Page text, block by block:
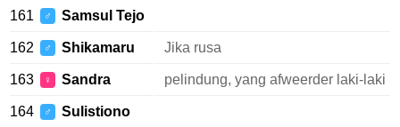
161 ♂ Samsul Tejo
162 ♂ Shikamaru Jika rusa
163 ♀ Sandra pelindung, yang afweerder laki-laki
164 ♂ Sulistiono